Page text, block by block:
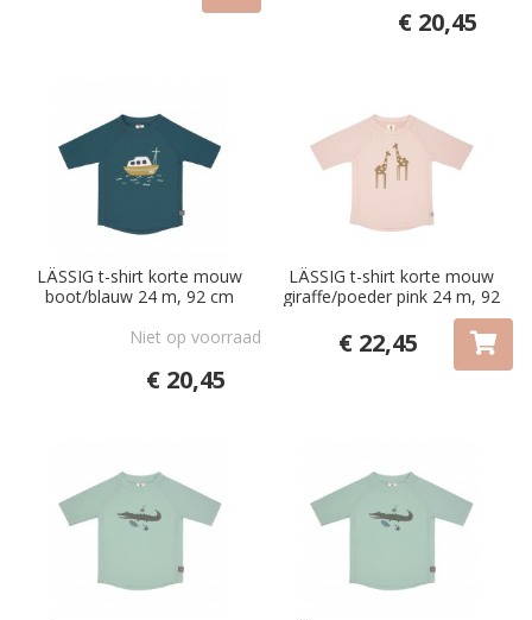
€ 20,45
LÄSSIG t-shirt korte mouw
boot/blauw 24 m, 92 cm
Niet op voorraad
€ 20,45
LÄSSIG t-shirt korte mouw
giraffe/poeder pink 24 m, 92
€ 22,45